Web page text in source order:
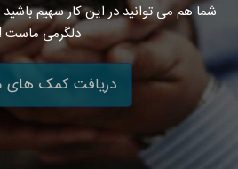
شما هم می توانید در این کار سهیم
دلگرمی ماست !
دریافت کمک های